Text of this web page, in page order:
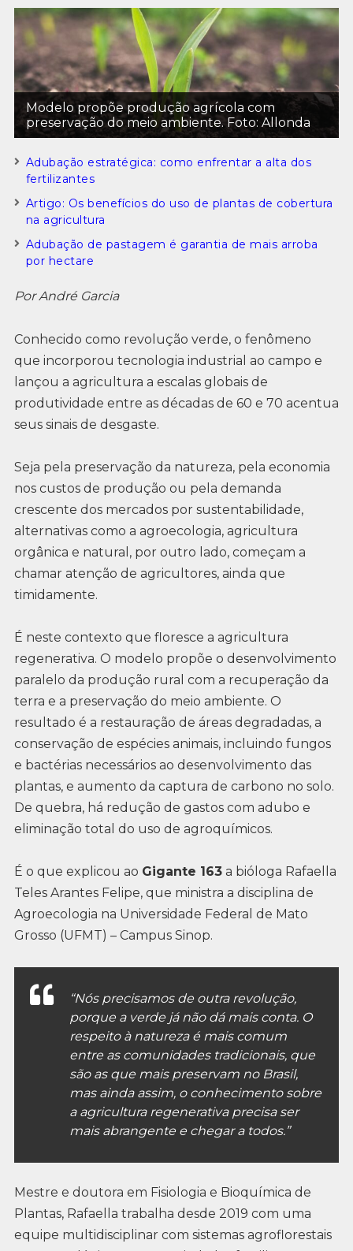
Modelo propõe produção agrícola com
preservação do meio ambiente. Foto: Allonda
Adubação estratégica: como enfrentar a alta dos
fertilizantes
Artigo: Os benefícios do uso de plantas de cobertura
na agricultura
Adubação de pastagem é garantia de mais arroba
por hectare
Por André Garcia
Conhecido como revolução verde, o fenômeno
que incorporou tecnologia industrial ao campo e
lançou a agricultura a escalas globais de
produtividade entre as décadas de 60 e 70 acentua
seus sinais de desgaste.
Seja pela preservação da natureza, pela economia
nos custos de produção ou pela demanda
crescente dos mercados por sustentabilidade,
alternativas como a agroecologia, agricultura
orgânica e natural, por outro lado, começam a
chamar atenção de agricultores, ainda que
timidamente.
É neste contexto que floresce a agricultura
regenerativa. O modelo propõe o desenvolvimento
paralelo da produção rural com a recuperação da
terra e a preservação do meio ambiente. O
resultado é a restauração de áreas degradadas, a
conservação de espécies animais, incluindo fungos
e bactérias necessários ao desenvolvimento das
plantas, e aumento da captura de carbono no solo.
De quebra, há redução de gastos com adubo e
eliminação total do uso de agroquímicos.
É o que explicou ao Gigante 163a bióloga Rafaella
Teles Arantes Felipe, que ministra a disciplina de
Agroecologia na Universidade Federal de Mato
Grosso (UFMT) – Campus Sinop.
“Nós precisamos de outra revolução,
porque a verde já não dá mais conta. O
respeito à natureza é mais comum
entre as comunidades tradicionais, que
são as que mais preservam no Brasil,
mas ainda assim, o conhecimento sobre
a agricultura regenerativa precisa ser
mais abrangente e chegar a todos.”
Mestre e doutora em Fisiologia e Bioquímica de
Plantas, Rafaella trabalha desde 2019 com uma
equipe multidisciplinar com sistemas agroflorestais